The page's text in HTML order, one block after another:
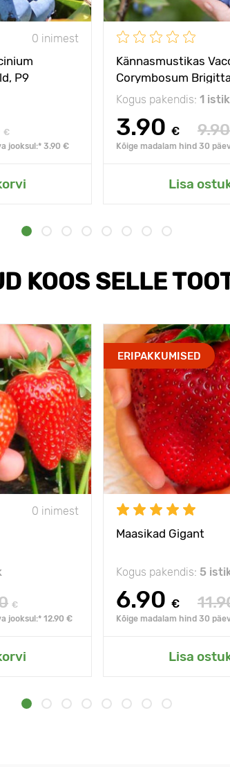
0 inimest
P9
€
jooksul:* 3.90 €
Kännasmustikas
Corymbosum
Kogus pakendis: 1 istik
3.90 € 9.90
Kõige madalam hind 30
Lisa
KOOS SELLE
0 inimest
€
jooksul:* 12.90 €
ERIPAKKUMISED
Maasikad Gigant
Kogus pakendis: 5
6.90 €
Kõige madalam hind 30
Lisa